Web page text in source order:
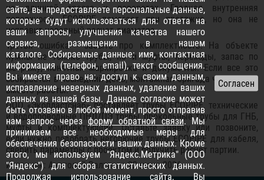
на длинной трассе и поворотах. Гладкая внутренняя
поверхность ECOPIPE помогает при протяжке, но она не
исправит неверный расчет диаметра.
Третья ошибка - забыть про комплектность. На объекте
нужны не только трубы, но и муфты, переходы, запас по
метражу, понятная маркировка и документы. Если все это
собирается в последний день, монтажная бригада часто ждет
вместо работы.
ООО «Экопластснаб» поставляет трубы ECOPIPE, технические
и водопроводные ПНД/ПЭ трубы, прокольные трубы для ГНБ,
муфты и комплектующие. Оставьте заявку или позвоните,
если нужно подобрать негорючие трубы ECOPIPE для кабеля,
сверить параметры с проектом и получить расчет партии.
Источник: Анатолий Валтасар 22 июня 2026
сайте, вы предоставляете персональные данные,
которые будут использоваться для: ответа на
ваши запросы, улучшения качества нашего
сервиса, размещения в нашем
каталоге. Собираемые данные: имя, контактная
информация (телефон, email), текст сообщения.
Вы имеете право на: доступ к своим данным,
исправление неверных данных, удаление ваших
данных из нашей базы. Данное согласие может
быть отозвано в любой момент, просто отправив
нам запрос черезформу обратной связи. Мы
принимаем все необходимые меры для
обеспечения безопасности ваших данных. Кроме
этого, мы используем "Яндекс.Метрика" (ООО
"Яндекс") для сбора статистических данных.
Продолжая использование сайта, Вы